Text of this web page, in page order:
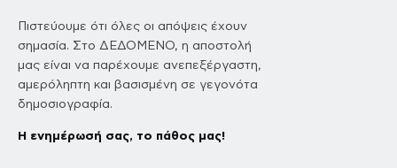
Πιστεύουμε ότι όλες οι απόψεις έχουν
σημασία. Στο ΔΕΔΟΜΕΝΟ, η αποστολή
μας είναι να παρέχουμε ανεπεξέργαστη,
αμερόληπτη και βασισμένη σε γεγονότα
δημοσιογραφία.
Η ενημέρωσή σας, το πάθος μας!